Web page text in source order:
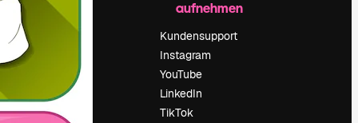
Preise
Suchtrends
Blog
aufnehmen
Kundensupport
Instagram
YouTube
LinkedIn
TikTok